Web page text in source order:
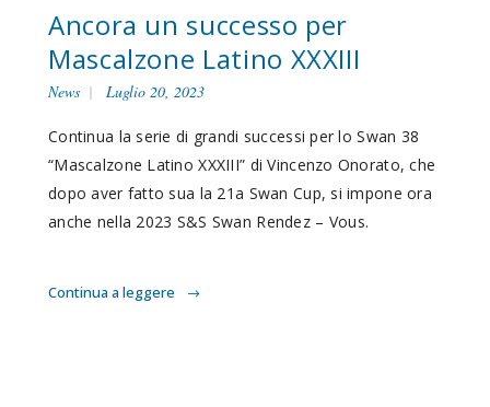
Ancora un successo per
Mascalzone Latino XXXIII
News Luglio 20, 2023
Continua la serie di grandi successi per lo Swan 38
“Mascalzone Latino XXXIII” di Vincenzo Onorato, che
dopo aver fatto sua la 21a Swan Cup, si impone ora
anche nella 2023 S&S Swan Rendez – Vous.
Continua a leggere